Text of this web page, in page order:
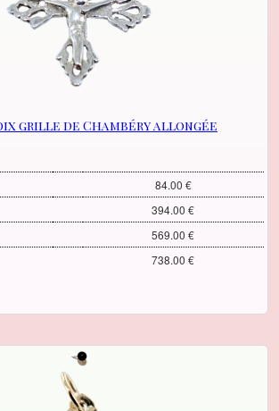
grille de Chambéry allongée
84.00 €
394.00 €
569.00 €
738.00 €